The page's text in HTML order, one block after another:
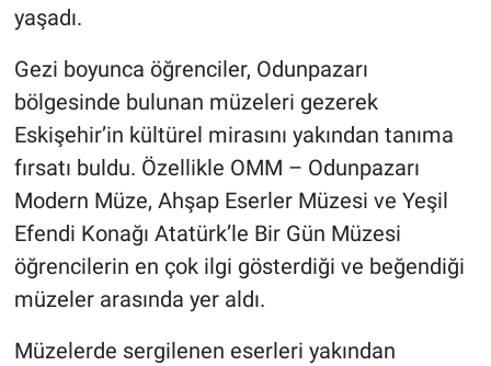
yaşadı.
Gezi boyunca öğrenciler, Odunpazarı
bölgesinde bulunan müzeleri gezerek
Eskişehir’in kültürel mirasını yakından tanıma
fırsatı buldu. Özellikle OMM – Odunpazarı
Modern Müze, Ahşap Eserler Müzesi ve Yeşil
Efendi Konağı Atatürk’le Bir Gün Müzesi
öğrencilerin en çok ilgi gösterdiği ve beğendiği
müzeler arasında yer aldı.
Müzelerde sergilenen eserleri yakından